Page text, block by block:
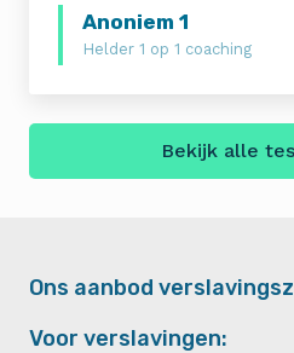
Anoniem 1
Helder 1 op 1 coaching
Bekijk alle
Ons aanbod
Voor verslavingen: